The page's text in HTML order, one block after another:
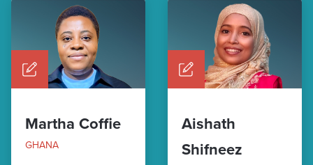
Martha Coffie
GHANA
Aishath
Shifneez